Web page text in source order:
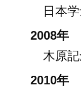
日本
2008年
木原
2010年